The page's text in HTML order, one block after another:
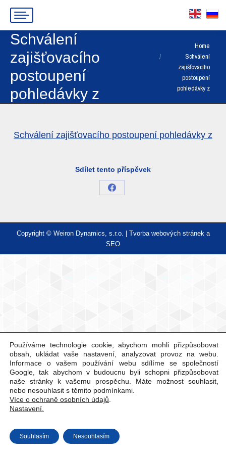
Schválení
zajišťovacího
postoupení
pohledávky z
You are here:
Home
Schválení
zajišťovacího
postoupení
pohledávky z
Schválení zajišťovacího postoupení pohledávky z
Sdílet tento příspěvek
Share
Facebook
Copyright © Weiron Dynamics, s.r.o. | Tvorba webových stráneka
SEO
Používáme technologie cookie, abychom mohli přizpůsobovat
obsah, ukládat vaše nastavení, analyzovat provoz na webu.
Informace o vašem používání webu sdílíme se společností
Google, tak abychom v budoucnu byli schopni přizpůsobovat
naše stránky k vašemu prospěchu. Máte možnost souhlasit,
nebo nesouhlasit s těmito podmínkami.
Více o ochraně osobních údajů
Nastavení.
Souhlasím Nesouhlasím